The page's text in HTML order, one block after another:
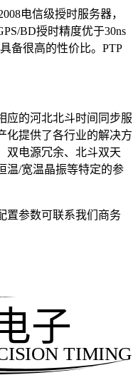
电信级授时服务器，
BD授时精度优于30ns
备很高的性价比。PTP
应的河北北斗时间同步服
化提供了各行业的解决方
双电源冗余、北斗双天
温/宽温晶振等特定的参
置参数可联系我们商务
TIMING
子